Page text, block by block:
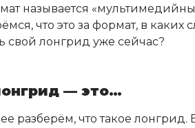
называется
что это за формат, в каких
свой лонгрид уже сейчас?
— это…
разберём, что такое лонгрид.